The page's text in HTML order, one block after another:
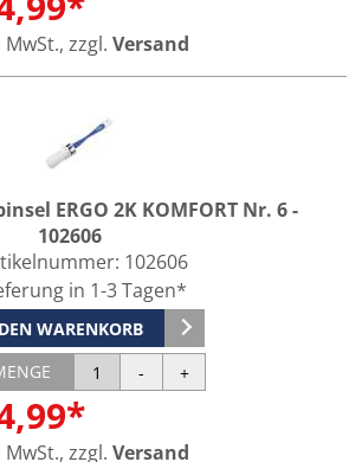
MwSt., zzgl. Versand
ERGO 2K KOMFORT Nr. 6 -
102606
102606
in 1-3 Tagen*
WARENKORB
MwSt., zzgl. Versand